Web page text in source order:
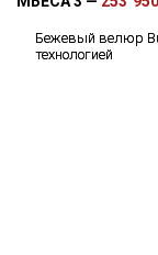
Бежевый велюр
технологией